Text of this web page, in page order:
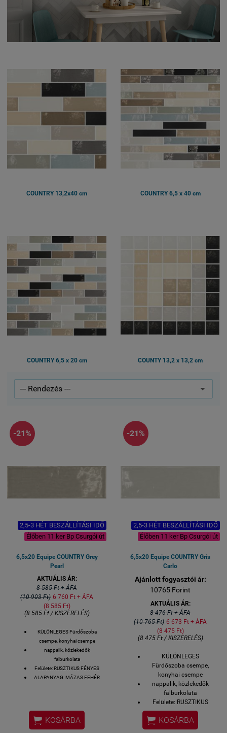
COUNTRY 13,2x40 cm COUNTRY 6,5 x 40 cm
COUNTRY 6,5 x 20 cm COUNTY 13,2 x 13,2 cm
-21%
2,5-3 HÉT BESZÁLLÍTÁSI IDŐ
Élőben 11 ker Bp Csurgói út
6,5x20 Equipe COUNTRY Grey
Pearl
AKTUÁLIS ÁR:
8 585 Ft + ÁFA
(10 903 Ft) 6 760 Ft + ÁFA
(8 585 Ft)
(8 585 Ft / KISZERELÉS)
KÜLÖNLEGES Fürdőszoba
csempe, konyhai csempe
nappalik, közlekedők
falburkolata
Felülete: RUSZTIKUS FÉNYES
ALAPANYAG: MÁZAS FEHÉR
EQUIPE CERAMICE - SPAIN
1 doboz - 38 db - 0,5 m2
 KOSÁRBA
-21%
2,5-3 HÉT BESZÁLLÍTÁSI IDŐ
Élőben 11 ker Bp Csurgói út
6,5x20 Equipe COUNTRY Gris
Carlo
Ajánlott fogyasztói ár:
10765 Forint
AKTUÁLIS ÁR:
8 476 Ft + ÁFA
(10 765 Ft) 6 673 Ft + ÁFA
(8 475 Ft)
(8 475 Ft / KISZERELÉS)
KÜLÖNLEGES
Fürdőszoba csempe,
konyhai csempe
nappalik, közlekedők
falburkolata
Felülete: RUSZTIKUS
FÉNYES
ALAPANYAG: MÁZAS
FEHÉR PORCELÁN (
 KOSÁRBA